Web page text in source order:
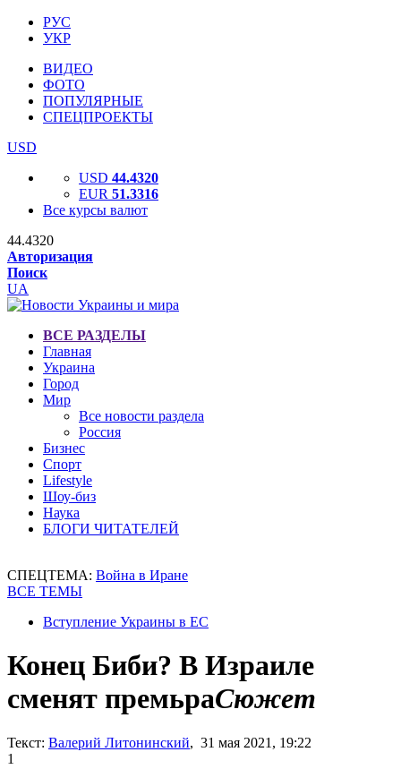
РУС
УКР
ВИДЕО
ФОТО
ПОПУЛЯРНЫЕ
СПЕЦПРОЕКТЫ
USD
USD 44.4320
EUR 51.3316
Все курсы валют
44.4320
Авторизация
Поиск
UA
ВСЕ РАЗДЕЛЫ
Главная
Украина
Город
Мир
Все новости раздела
Россия
Бизнес
Спорт
Lifestyle
Шоу-биз
Наука
БЛОГИ ЧИТАТЕЛЕЙ
СПЕЦТЕМА: Война в Иране
ВСЕ ТЕМЫ
Вступление Украины в ЕС
Конец Биби? В Израиле
сменят премьраСюжет
Текст: Валерий Литонинский, 31 мая 2021, 19:22
1